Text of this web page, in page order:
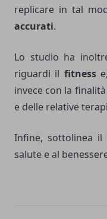
replicare in tal
accurati.
Lo studio ha
riguardi il fitness
invece con la
e delle relative
Infine, sottolinea il
salute e al